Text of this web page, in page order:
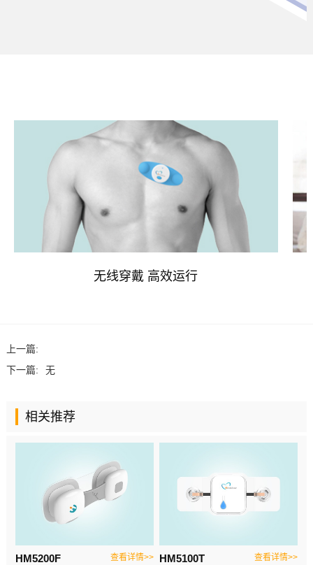
无线穿戴 高效运行
上一篇:
下一篇:
无
相关推荐
HM5200F 查看详情>> HM5100T 查看详情>>